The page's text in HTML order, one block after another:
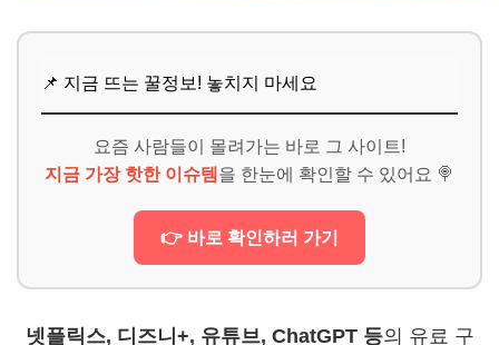
📌 지금 뜨는 꿀정보! 놓치지 마세요
요즘 사람들이 몰려가는 바로 그 사이트!
지금 가장 핫한 이슈템 을 한눈에 확인할 수 있어요 🍭
👉 바로 확인하러 가기
넷플릭스, 디즈니+, 유튜브, ChatGPT 등의 유료 구